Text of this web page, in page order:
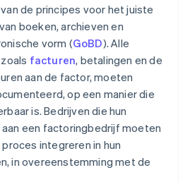
de principes voor het juiste
boeken, archieven en
vorm (GoBD). Alle
facturen, betalingen en de
aan de factor, moeten
op een manier die
is. Bedrijven die hun
een factoringbedrijf moeten
integreren in hun
in overeenstemming met de